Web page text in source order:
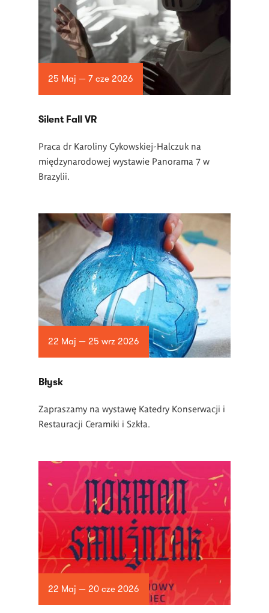
25 Maj — 7 cze 2026
Silent Fall VR
Praca dr Karoliny Cykowskiej-Halczuk na
międzynarodowej wystawie Panorama 7 w
Brazylii.
22 Maj — 25 wrz 2026
Błysk
Zapraszamy na wystawę Katedry Konserwacji i
Restauracji Ceramiki i Szkła.
22 Maj — 20 cze 2026